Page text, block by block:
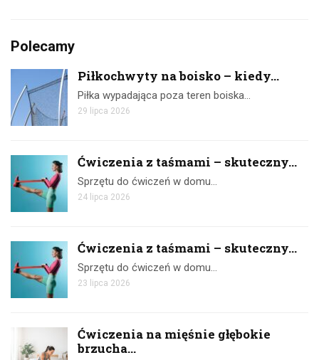
Polecamy
Piłkochwyty na boisko – kiedy...
Piłka wypadająca poza teren boiska…
29 lipca 2026
Ćwiczenia z taśmami – skuteczny...
Sprzętu do ćwiczeń w domu…
24 lipca 2026
Ćwiczenia z taśmami – skuteczny...
Sprzętu do ćwiczeń w domu…
23 lipca 2026
Ćwiczenia na mięśnie głębokie
brzucha...